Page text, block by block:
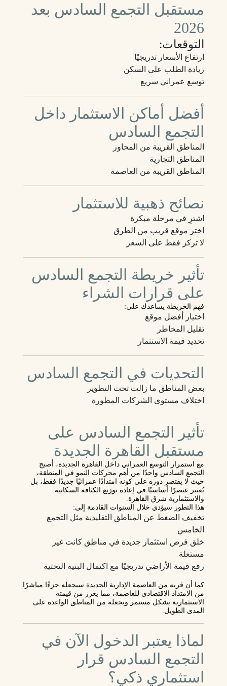
مستقبل التجمع السادس بعد
2026
التوقعات:
ارتفاع الأسعار تدريجيًا
زيادة الطلب على السكن
توسع عمراني سريع
أفضل أماكن الاستثمار داخل
التجمع السادس
المناطق القريبة من المحاور
المناطق التجارية
المناطق القريبة من العاصمة
نصائح ذهبية للاستثمار
اشترِ في مرحلة مبكرة
اختر موقع قريب من الطرق
لا تركز فقط على السعر
تأثير خريطة التجمع السادس
على قرارات الشراء
فهم الخريطة يساعدك على:
اختيار أفضل موقع
تقليل المخاطر
تحديد قيمة الاستثمار
التحديات في التجمع السادس
بعض المناطق ما زالت تحت التطوير
اختلاف مستوى الشركات المطورة
تأثير التجمع السادس على
مستقبل القاهرة الجديدة
مع استمرار التوسع العمراني داخل القاهرة الجديدة، أصبح
التجمع السادس واحدًا من أهم محركات النمو في المنطقة،
حيث لا يقتصر دوره على كونه امتدادًا عمرانيًا جديدًا فقط، بل
يُعتبر عنصرًا أساسيًا في إعادة توزيع الكثافة السكانية
والاستثمارية شرق القاهرة.
هذا التطور سيؤدي خلال السنوات القادمة إلى:
تخفيف الضغط عن المناطق التقليدية مثل التجمع
الخامس
خلق فرص استثمار جديدة في مناطق كانت غير
مستغلة
رفع قيمة الأراضي تدريجيًا مع اكتمال البنية التحتية
كما أن قربه من العاصمة الإدارية الجديدة سيجعله جزءًا مباشرًا
من الامتداد الاقتصادي للعاصمة، مما يعزز من قيمته
الاستثمارية بشكل مستمر ويجعله من المناطق الواعدة على
المدى الطويل.
لماذا يعتبر الدخول الآن في
التجمع السادس قرار
استثماري ذكي؟